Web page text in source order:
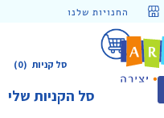
החנויות שלנו
(0) סל קניות
סל הקניות שלי